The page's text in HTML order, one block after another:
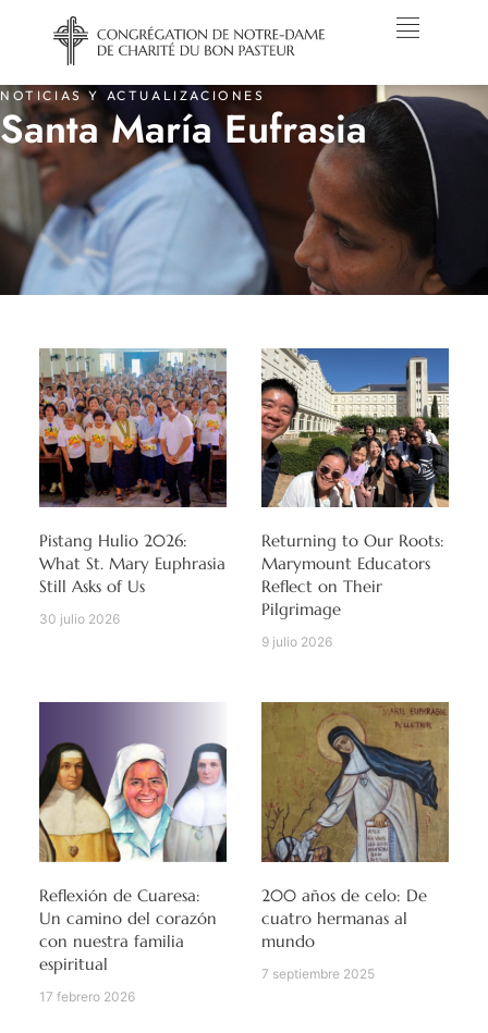
NOTICIAS Y ACTUALIZACIONES
Santa María Eufrasia
Pistang Hulio 2026:
What St. Mary Euphrasia
Still Asks of Us
30 julio 2026
Returning to Our Roots:
Marymount Educators
Reflect on Their
Pilgrimage
9 julio 2026
Reflexión de Cuaresa:
Un camino del corazón
con nuestra familia
espiritual
17 febrero 2026
200 años de celo: De
cuatro hermanas al
mundo
7 septiembre 2025